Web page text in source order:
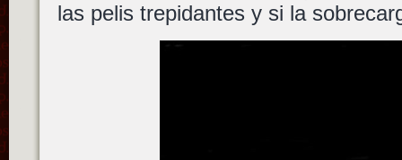
las pelis trepidantes y si la